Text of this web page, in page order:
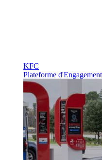
KFC
Plateforme